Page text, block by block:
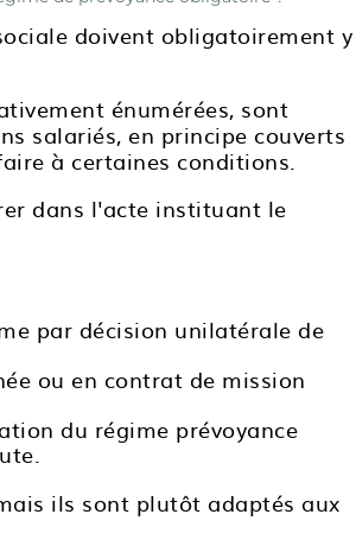
doivent obligatoirement y
énumérées, sont
salariés, en principe couverts
à certaines conditions.
dans l'acte instituant le
par décision unilatérale de
ou en contrat de mission
du régime prévoyance
ils sont plutôt adaptés aux